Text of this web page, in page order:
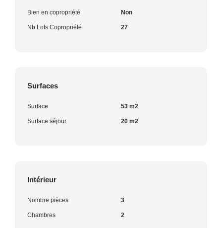
Bien en copropriété Non
Nb Lots Copropriété 27
Surfaces
Surface 53 m2
Surface séjour 20 m2
Intérieur
Nombre pièces 3
Chambres 2